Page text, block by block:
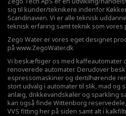
sig til kunder/teknikere indenfor
Scandinavien. Vi er alle teknisk
teknisk erfaring samt teknik som vores
Zego Water er vores eget designet
på www.ZegoWater.dk
Vi beskæftiger os med kaffeautomater
renoverede automater. Derudover
espressomaskiner og dertilhørende
stort udvalg i automater til slik, mad og
anlæg, drikkevandskøler og sparkling
kan også finde Wittenborg
VVS fitting her på siden samt alt i